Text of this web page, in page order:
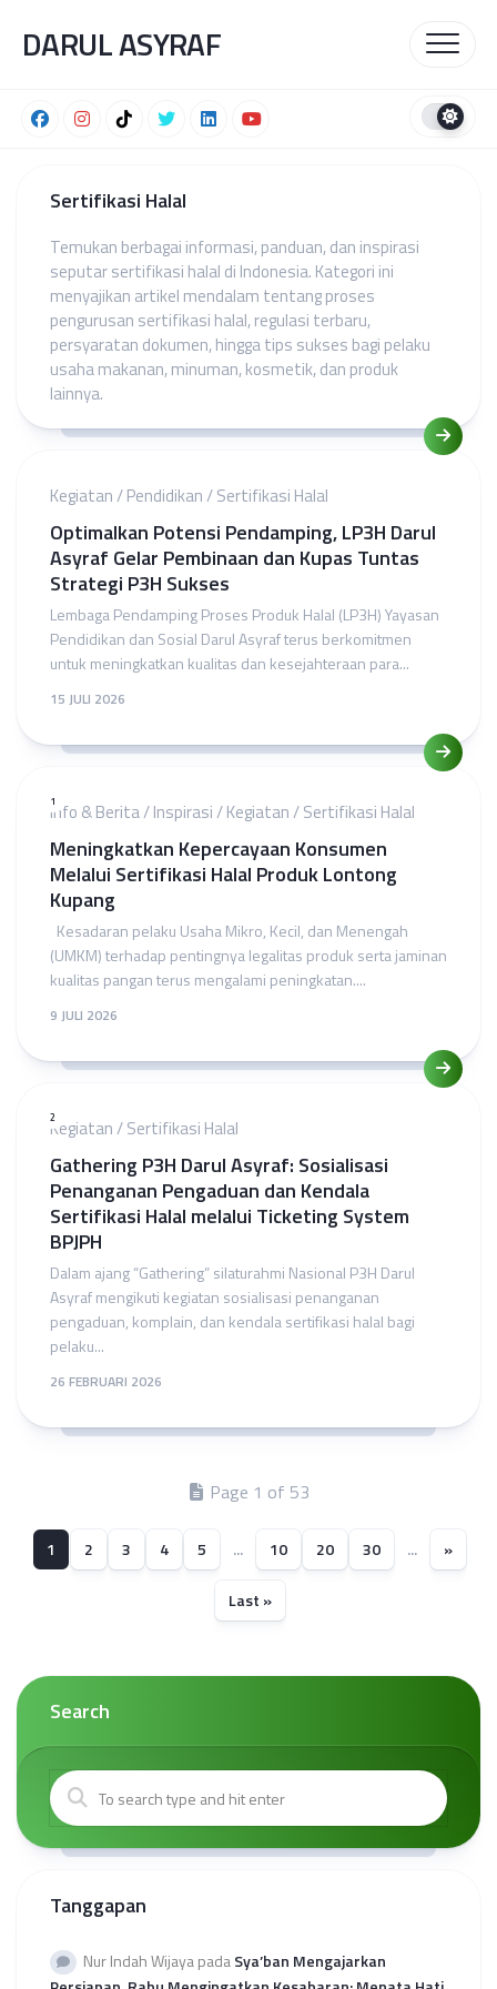
content
DARUL ASYRAF
Sertifikasi Halal
Temukan berbagai informasi, panduan, dan inspirasi
seputar sertifikasi halal di Indonesia. Kategori ini
menyajikan artikel mendalam tentang proses
pengurusan sertifikasi halal, regulasi terbaru,
persyaratan dokumen, hingga tips sukses bagi pelaku
usaha makanan, minuman, kosmetik, dan produk
lainnya.
Kegiatan/Pendidikan/Sertifikasi Halal
Optimalkan Potensi Pendamping, LP3H Darul
Asyraf Gelar Pembinaan dan Kupas Tuntas
Strategi P3H Sukses
Lembaga Pendamping Proses Produk Halal (LP3H) Yayasan
Pendidikan dan Sosial Darul Asyraf terus berkomitmen
untuk meningkatkan kualitas dan kesejahteraan para...
15 JULI 2026
1Info & Berita/Inspirasi/Kegiatan/Sertifikasi Halal
Meningkatkan Kepercayaan Konsumen
Melalui Sertifikasi Halal Produk Lontong
Kupang
Kesadaran pelaku Usaha Mikro, Kecil, dan Menengah
(UMKM) terhadap pentingnya legalitas produk serta jaminan
kualitas pangan terus mengalami peningkatan....
9 JULI 2026
2Kegiatan/Sertifikasi Halal
Gathering P3H Darul Asyraf: Sosialisasi
Penanganan Pengaduan dan Kendala
Sertifikasi Halal melalui Ticketing System
BPJPH
Dalam ajang “Gathering” silaturahmi Nasional P3H Darul
Asyraf mengikuti kegiatan sosialisasi penanganan
pengaduan, komplain, dan kendala sertifikasi halal bagi
pelaku...
26 FEBRUARI 2026
Page 1 of 53
1 2 3 4 5 ... 10 20 30 ... »
Last »
Search
Tanggapan
Nur Indah WijayapadaSya’ban Mengajarkan